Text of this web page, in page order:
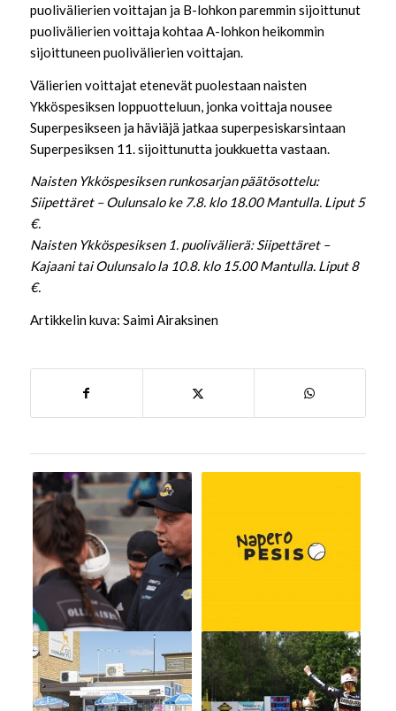
puolivälierien voittajan ja B-lohkon paremmin sijoittunut
puolivälierien voittaja kohtaa A-lohkon heikommin
sijoittuneen puolivälierien voittajan.
Välierien voittajat etenevät puolestaan naisten
Ykköspesiksen loppuotteluun, jonka voittaja nousee
Superpesikseen ja häviäjä jatkaa superpesiskarsintaan
Superpesiksen 11. sijoittunutta joukkuetta vastaan.
Naisten Ykköspesiksen runkosarjan päätösottelu:
Siipettäret – Oulunsalo ke 7.8. klo 18.00 Mantulla. Liput 5
€.
Naisten Ykköspesiksen 1. puolivälierä: Siipettäret –
Kajaani tai Oulunsalo la 10.8. klo 15.00 Mantulla. Liput 8
€.
Artikkelin kuva: Saimi Airaksinen